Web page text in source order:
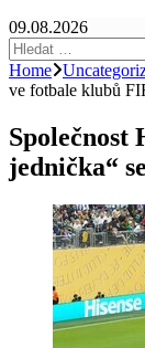
09.08.2026
Vyhledávání
Home
ve fotbale klubů
Společnost
jednička“